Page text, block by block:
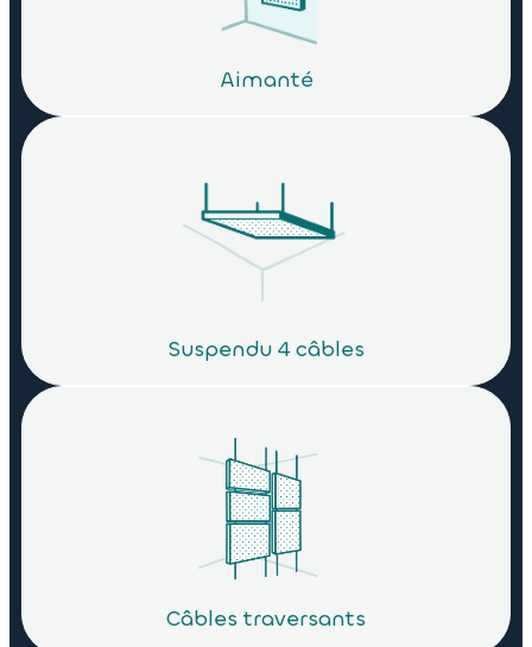
Aimanté
Suspendu 4 câbles
Câbles traversants